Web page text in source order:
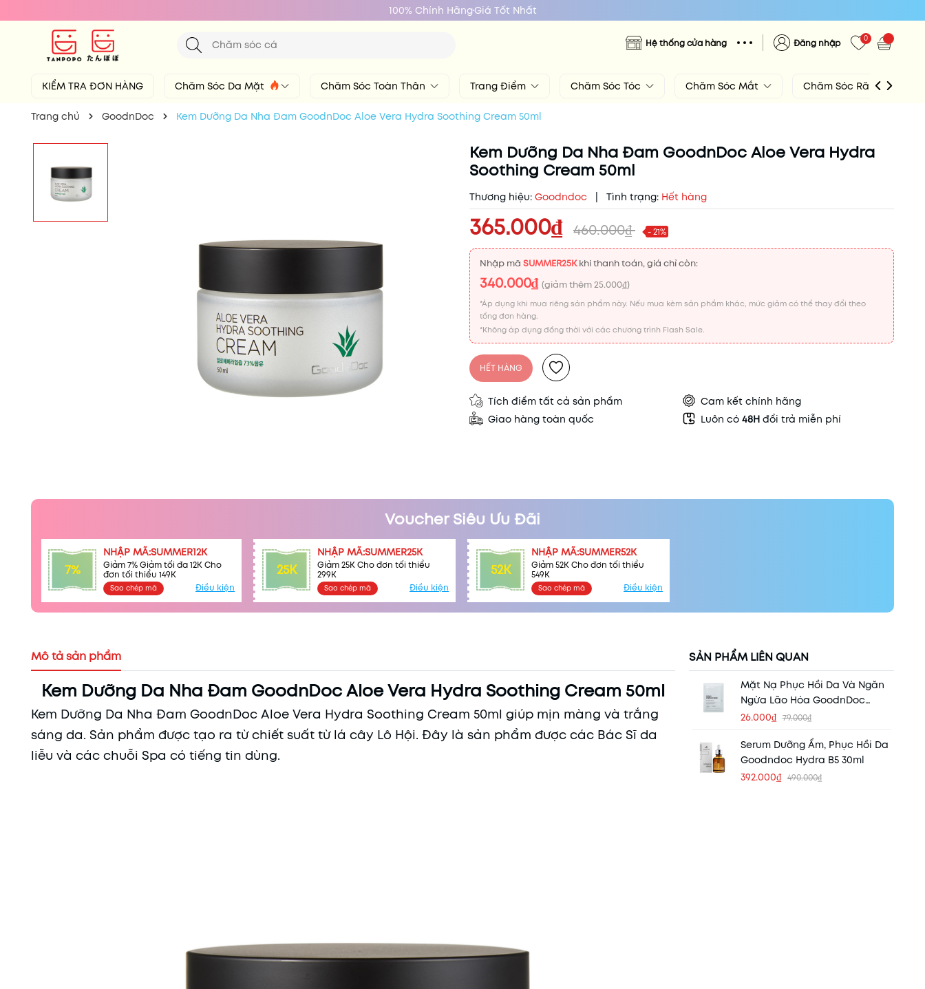
100% Chính HãngGiá Tốt Nhất
Hệ thống cửa hàng Đăng nhập 0
KIỂM TRA ĐƠN HÀNG Chăm Sóc Da Mặt Chăm Sóc Toàn Thân Trang Điểm Chăm Sóc Tóc Chăm Sóc Mắt Chăm Sóc Răng Miệng
Trang chủ GoodnDoc Kem Dưỡng Da Nha Đam GoodnDoc Aloe Vera Hydra Soothing Cream 50ml
Kem Dưỡng Da Nha Đam GoodnDoc Aloe Vera Hydra
Soothing Cream 50ml
Thương hiệu: Goodndoc Tình trạng: Hết hàng
365.000₫ 460.000₫ - 21%
Nhập mã SUMMER25Kkhi thanh toán, giá chỉ còn:
340.000₫ (giảm thêm25.000₫)
*Áp dụng khi mua riêng sản phẩm này. Nếu mua kèm sản phẩm khác, mức giảm có thể thay đổi theo
tổng đơn hàng.
*Không áp dụng đồng thời với các chương trình Flash Sale.
HẾT HÀNG
Tích điểm tất cả sản phẩm
Cam kết chính hãng
Giao hàng toàn quốc
Luôn có 48H đổi trả miễn phí
Voucher Siêu Ưu Đãi
7%
NHẬP MÃ:SUMMER12K
Giảm 7% Giảm tối đa 12K Cho
đơn tối thiểu 149K
Sao chép mã Điều kiện
25K
NHẬP MÃ:SUMMER25K
Giảm 25K Cho đơn tối thiểu
299K
Sao chép mã Điều kiện
52K
NHẬP MÃ:SUMMER52K
Giảm 52K Cho đơn tối thiểu
549K
Sao chép mã Điều kiện
Mô tả sản phẩm
Kem Dưỡng Da Nha Đam GoodnDoc Aloe Vera Hydra Soothing Cream 50ml
Kem Dưỡng Da Nha Đam GoodnDoc Aloe Vera Hydra Soothing Cream 50ml giúp mịn màng và trắng
sáng da. Sản phẩm được tạo ra từ chiết suất từ lá cây Lô Hội. Đây là sản phẩm được các Bác Sĩ da
liễu và các chuỗi Spa có tiếng tin dùng.
SẢN PHẨM LIÊN QUAN
Mặt Nạ Phục Hồi Da Và Ngăn
Ngừa Lão Hóa GoodnDoc
Repair Complex Mask 25ml
26.000₫ 79.000₫
Serum Dưỡng Ẩm, Phục Hồi Da
Goodndoc Hydra B5 30ml
392.000₫ 490.000₫